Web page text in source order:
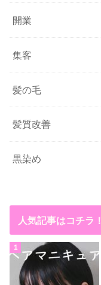
開業
集客
髪の毛
髪質改善
黒染め
人気記事はコチラ！